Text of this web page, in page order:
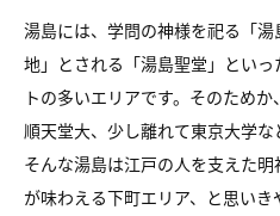
湯島には、学問の神様を祀る「
地」とされる「湯島聖堂」とい
トの多いエリアです。そのためか
順天堂大、少し離れて東京大学な
そんな湯島は江戸の人を支えた
が味わえる下町エリア、と思い